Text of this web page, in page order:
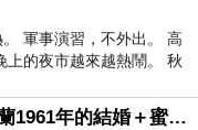
軍事演習，不外出。 高
上的夜市越來越熱鬧。 秋
熱。。。
AI「曼波女郎」葛蘭1961年的結婚＋蜜月旅行 #戀上老電影 #葛蘭 #粟子